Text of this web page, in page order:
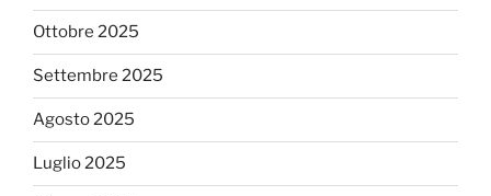
Ottobre 2025
Settembre 2025
Agosto 2025
Luglio 2025